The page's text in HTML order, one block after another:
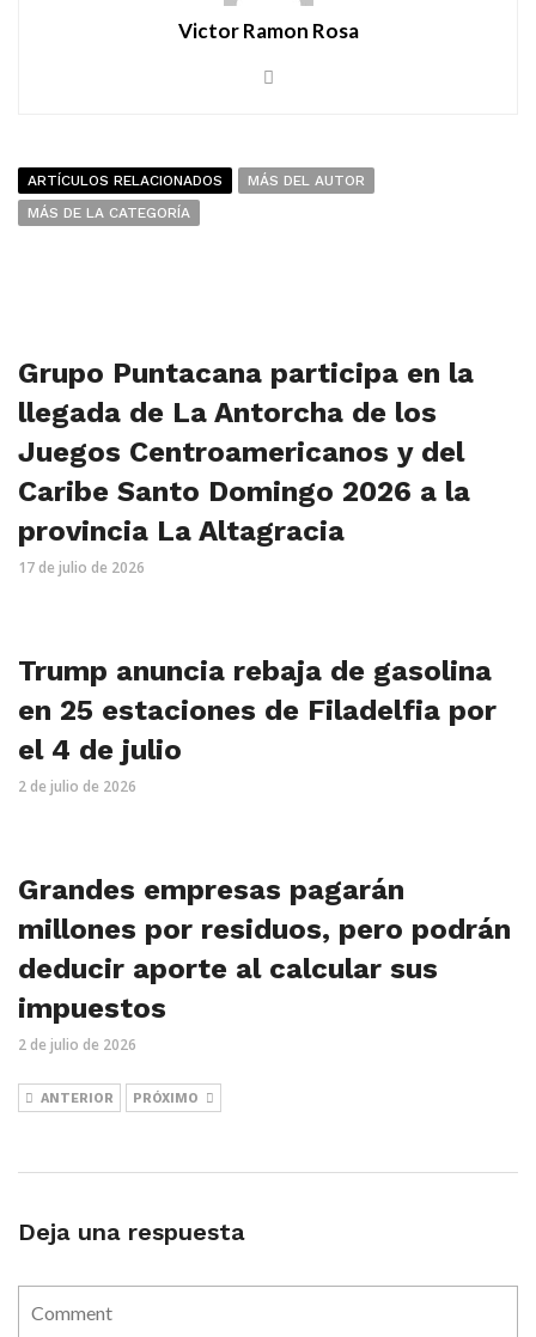
Victor Ramon Rosa
ARTÍCULOS RELACIONADOS
MÁS DEL AUTOR
MÁS DE LA CATEGORÍA
Grupo Puntacana participa en la
llegada de La Antorcha de los
Juegos Centroamericanos y del
Caribe Santo Domingo 2026 a la
provincia La Altagracia
17 de julio de 2026
Trump anuncia rebaja de gasolina
en 25 estaciones de Filadelfia por
el 4 de julio
2 de julio de 2026
Grandes empresas pagarán
millones por residuos, pero podrán
deducir aporte al calcular sus
impuestos
2 de julio de 2026
ANTERIOR PRÓXIMO
Deja una respuesta